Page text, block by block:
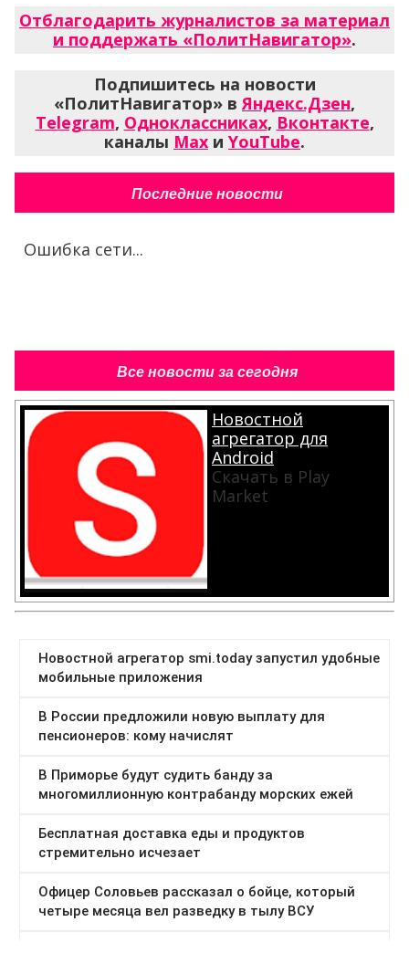
Отблагодарить журналистов за материал
и поддержать «ПолитНавигатор».
Подпишитесь на новости
«ПолитНавигатор» вЯндекс.Дзен,
Telegram, Одноклассниках, Вконтакте,
каналы Max и YouTube.
Последние новости
Ошибка сети...
Все новости за сегодня
Новостной
агрегатор для
Android
Скачать в Play
Market